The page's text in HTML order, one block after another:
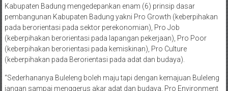
Kabupaten Badung mengedepankan enam (6) prinsip dasar
pembangunan Kabupaten Badung yakni Pro Growth (keberpihakan
pada berorientasi pada sektor perekonomian), Pro Job
(keberpihakan berorientasi pada lapangan pekerjaan), Pro Poor
(keberpihakan berorientasi pada kemiskinan), Pro Culture
(keberpihakan pada Berorientasi pada adat dan budaya).
“Sederhananya Buleleng boleh maju tapi dengan kemajuan Buleleng
jangan sampai menggerus akar adat dan budaya, Pro Environment